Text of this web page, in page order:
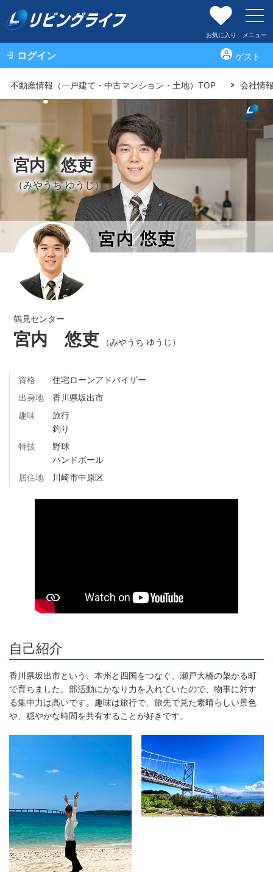
お気に入り メニュー
ログイン ゲスト
不動産情報（一戸建て・中古マンション・土地）TOP 会社情
宮内 悠吏
（みやうち ゆうじ）
鶴見センター
宮内 悠吏 （みやうち ゆうじ）
資格
住宅ローンアドバイザー
出身地
香川県坂出市
趣味
旅行
釣り
特技
野球
ハンドボール
居住地
川崎市中原区
自己紹介
香川県坂出市という、本州と四国をつなぐ、瀬戸大橋の架かる町
で育ちました。部活動にかなり力を入れていたので、物事に対す
る集中力は高いです。趣味は旅行で、旅先で見た素晴らしい景色
や、穏やかな時間を共有することが好きです。